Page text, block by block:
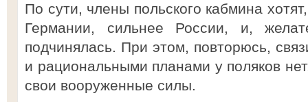
По сути, члены польского кабмина
Германии, сильнее России, и,
подчинялась. При этом, повторюсь,
и рациональными планами у поляков
свои вооруженные силы.